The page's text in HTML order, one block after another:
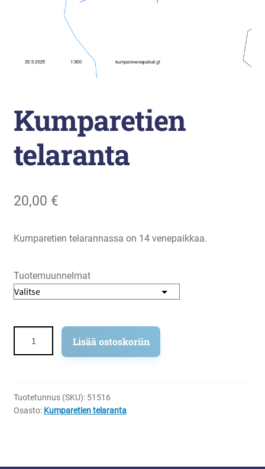
Kumparetien
telaranta
20,00 €
Kumparetien telarannassa on 14 venepaikkaa.
Tuotemuunnelmat
Kumparetien
Lisää ostoskoriin
Tuotetunnus (SKU): 51516
Osasto: Kumparetien telaranta